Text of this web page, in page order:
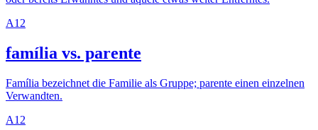
A1 2
família vs. parente
Família bezeichnet die Familie als Gruppe; parente einen einzelnen
Verwandten.
A1 2